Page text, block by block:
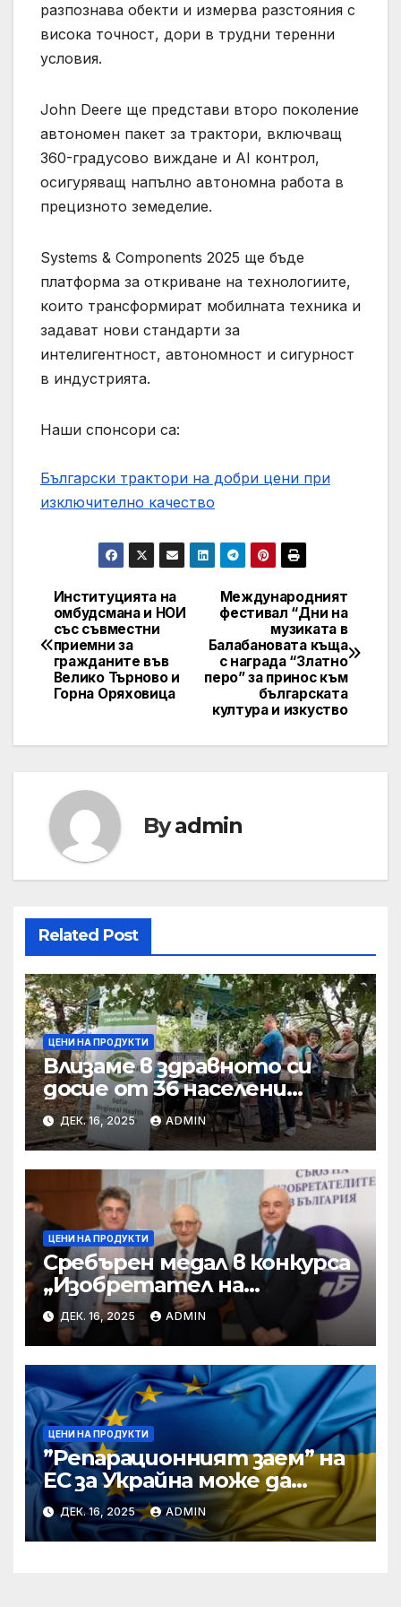
разпознава обекти и измерва разстояния с
висока точност, дори в трудни теренни
условия.
John Deere ще представи второ поколение
автономен пакет за трактори, включващ
360-градусово виждане и AI контрол,
осигуряващ напълно автономна работа в
прецизното земеделие.
Systems & Components 2025 ще бъде
платформа за откриване на технологиите,
които трансформират мобилната техника и
задават нови стандарти за
интелигентност, автономност и сигурност
в индустрията.
Наши спонсори са:
Български трактори на добри цени при
изключително качество
Навигация
Международният
фестивал “Дни на
музиката в
Балабановата къща
с награда “Златно
перо” за принос към
българската
култура и изкуство
Институцията на
омбудсмана и НОИ
със съвместни
приемни за
гражданите във
Велико Търново и
Горна Оряховица
Byadmin
Related Post
ЦЕНИ НА ПРОДУКТИ
Влизаме в здравното си
досие от 36 населени
места • МЗ
ДЕК. 16, 2025 ADMIN
ЦЕНИ НА ПРОДУКТИ
Сребърен медал в конкурса
„Изобретател на
годината“ за учени от БАН
ДЕК. 16, 2025 ADMIN
ЦЕНИ НА ПРОДУКТИ
”Репарационният заем” на
ЕС за Украйна може да
достигне 130 милиарда
евро
ДЕК. 16, 2025 ADMIN